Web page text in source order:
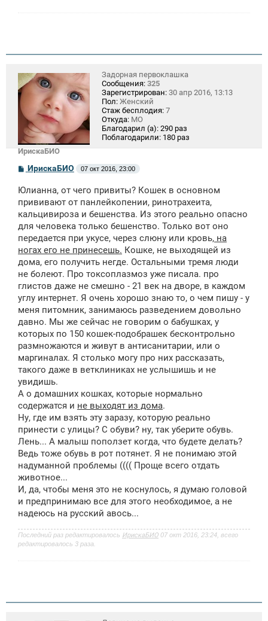
ИрискаБИО
Задорная первоклашка
Сообщения: 325
Зарегистрирован: 30 апр 2016, 13:13
Пол: Женский
Стаж бесплодия: 7
Откуда: МО
Благодарил (а): 290 раз
Поблагодарили: 180 раз
С
о
б
щ
е
н
и
ИрискаБИО 07 окт 2016, 23:00
Юлианна, от чего привиты? Кошек в основном
прививают от панлейкопении, ринотрахеита,
кальцивироза и бешенства. Из этого реально опасно
для человека только бешенство. Только вот оно
передается при укусе, через слюну или кровь, на
ногах его не принесешь. Кошке, не выходящей из
дома, его получить негде. Остальными тремя люди
не болеют. Про токсоплазмоз уже писала. про
глистов даже не смешно - 21 век на дворе, в каждом
углу интернет. Я очень хорошо знаю то, о чем пишу - у
меня питомник, занимаюсь разведением довольно
давно. Мы же сейчас не говорим о бабушках, у
которых по 150 кошек-подобрашек бесконтрольно
размножаются и живут в антисанитарии, или о
маргиналах. Я столько могу про них рассказать,
такого даже в ветклиниках не услышишь и не
увидишь.
А о домашних кошках, которые нормально
содержатся и не выходят из дома.
Ну, где им взять эту заразу, которую реально
принести с улицы? С обуви? ну, так уберите обувь.
Лень... А малыш поползет когда, что будете делать?
Ведь тоже обувь в рот потянет. Я не понимаю этой
надуманной проблемы (((( Проще всего отдать
животное...
И, да, чтобы меня это не коснулось, я думаю головой
и предпринимаю все для этого необходимое, а не
надеюсь на русский авось...
Последний раз редактировалось ИрискаБИО 07 окт 2016, 23:24, всего
редактировалось 3 раза.